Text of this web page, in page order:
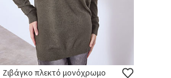
Ζιβάγκο πλεκτό μονόχρωμο